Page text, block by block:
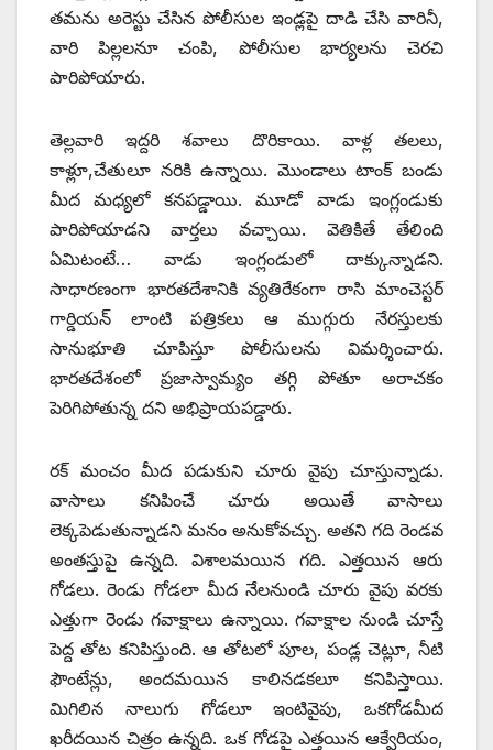
తమను అరెస్టు చేసిన పోలీసుల ఇండ్లపై దాడి చేసి వారినీ,
వారి పిల్లలనూ చంపి, పోలీసుల భార్యలను చెరచి
పారిపోయారు.
తెల్లవారి ఇద్దరి శవాలు దొరికాయి. వాళ్ల తలలు,
కాళ్లూ,చేతులూ నరికి ఉన్నాయి. మొండాలు టాంక్‌ బండు
మీద మధ్యలో కనపడ్డాయి. మూడో వాడు ఇంగ్లండుకు
పారిపోయాడని వార్తలు వచ్చాయి. వెతికితే తేలింది
ఏమిటంటే… వాడు ఇంగ్లండులో దాక్కున్నాడని.
సాధారణంగా భారతదేశానికి వ్యతిరేకంగా రాసి మాంచెస్టర్‌
గార్డియన్‌ లాంటి పత్రికలు ఆ ముగ్గురు నేరస్తులకు
సానుభూతి చూపిస్తూ పోలీసులను విమర్శించారు.
భారతదేశంలో ప్రజాస్వామ్యం తగ్గి పోతూ అరాచకం
పెరిగిపోతున్న దని అభిప్రాయపడ్డారు.
రక్‌ మంచం మీద పడుకుని చూరు వైపు చూస్తున్నాడు.
వాసాలు కనిపించే చూరు అయితే వాసాలు
లెక్కపెడుతున్నాడని మనం అనుకోవచ్చు. అతని గది రెండవ
అంతస్తుపై ఉన్నది. విశాలమయిన గది. ఎత్తయిన ఆరు
గోడలు. రెండు గోడలా మీద నేలనుండి చూరు వైపు వరకు
ఎత్తుగా రెండు గవాక్షాలు ఉన్నాయి. గవాక్షాల నుండి చూస్తే
పెద్ద తోట కనిపిస్తుంది. ఆ తోటలో పూల, పండ్ల చెట్లూ, నీటి
ఫౌంటేన్లు, అందమయిన కాలినడకలూ కనిపిస్తాయి.
మిగిలిన నాలుగు గోడలూ ఇంటివైపు, ఒకగోడమీద
ఖరీదయిన చిత్రం ఉన్నది. ఒక గోడపై ఎత్తయిన ఆక్వేరియం,